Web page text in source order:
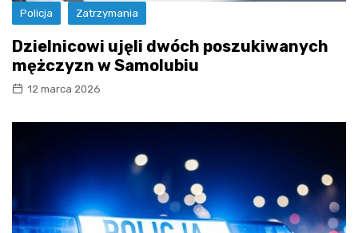
Policja Zatrzymania
Dzielnicowi ujęli dwóch poszukiwanych
mężczyzn w Samolubiu
12 marca 2026